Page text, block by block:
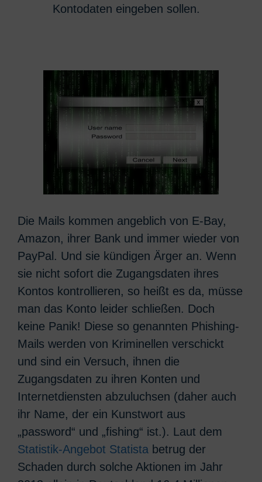
Kontodaten eingeben sollen.
Die Mails kommen angeblich von E-Bay,
Amazon, ihrer Bank und immer wieder von
PayPal. Und sie kündigen Ärger an. Wenn
sie nicht sofort die Zugangsdaten ihres
Kontos kontrollieren, so heißt es da, müsse
man das Konto leider schließen. Doch
keine Panik! Diese so genannten Phishing-
Mails werden von Kriminellen verschickt
und sind ein Versuch, ihnen die
Zugangsdaten zu ihren Konten und
Internetdiensten abzuluchsen (daher auch
ihr Name, der ein Kunstwort aus
„password“ und „fishing“ ist.). Laut dem
Statistik-Angebot Statista betrug der
Schaden durch solche Aktionen im Jahr